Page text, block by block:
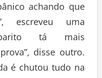
achando que
escreveu uma
tá mais
disse outro.
é chutou tudo na